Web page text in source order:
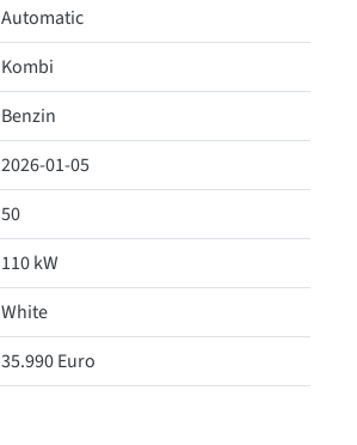
Automatic
Kombi
Benzin
2026-01-05
50
110 kW
White
35.990 Euro